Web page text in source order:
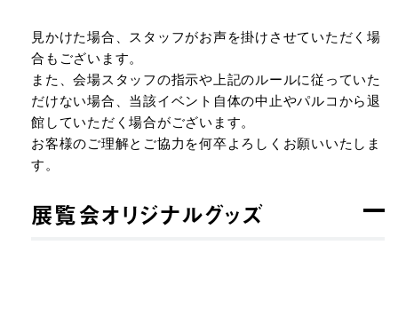
見かけた場合、スタッフがお声を掛けさせていただく場
合もございます。
また、会場スタッフの指示や上記のルールに従っていた
だけない場合、当該イベント自体の中止やパルコから退
館していただく場合がございます。
お客様のご理解とご協力を何卒よろしくお願いいたしま
す。
展覧会オリジナルグッズ